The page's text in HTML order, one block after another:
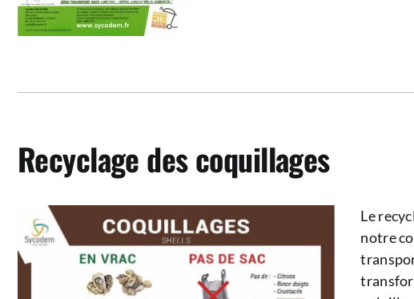
Recyclage des coquillages
Le
notre